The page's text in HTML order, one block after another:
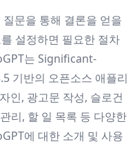
문을 통해 결론을 얻을
설정하면 필요한 절차
는 Significant-
기반의 오픈소스 애플리
인, 광고문 작성, 슬로건
리, 할 일 목록 등 다양한
에 대한 소개 및 사용